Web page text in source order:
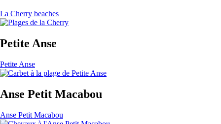
La Cherry beaches
Petite Anse
Petite Anse
Anse Petit Macabou
Anse Petit Macabou